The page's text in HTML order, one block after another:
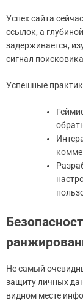
Успех сайта
ссылок, а
задерживается,
сигнал
Успешные
Не самый
защиту личных
видном месте